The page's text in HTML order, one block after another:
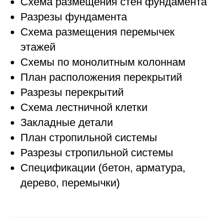
Разрезы фундамента
Схема размещения перемычек
этажей
Схемы по монолитным колоннам
План расположения перекрытий
Разрезы перекрытий
Схема лестничной клетки
Закладные детали
План стропильной системы
Разрезы стропильной системы
Спецификации (бетон, арматура,
дерево, перемычки)